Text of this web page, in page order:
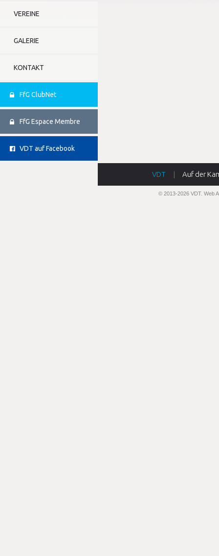
VEREINE
GALERIE
KONTAKT
FfG ClubNet
FfG Espace Membre
VDT auf Facebook
VDT | Auf der
© 2013-2026 VDT. Web